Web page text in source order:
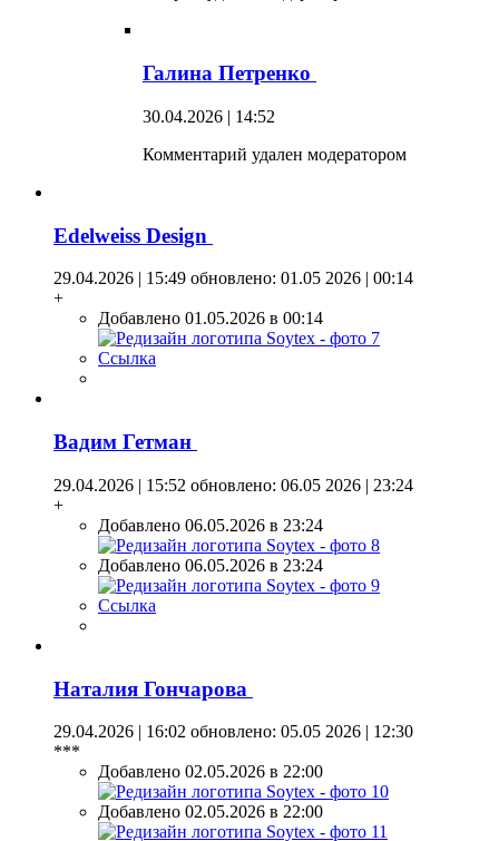
Галина Петренко
30.04.2026 | 14:52
Комментарий удален модератором
Edelweiss Design
29.04.2026 | 15:49 обновлено: 01.05 2026 | 00:14
+
Добавлено 01.05.2026 в 00:14
Ссылка
Вадим Гетман
29.04.2026 | 15:52 обновлено: 06.05 2026 | 23:24
+
Добавлено 06.05.2026 в 23:24
Добавлено 06.05.2026 в 23:24
Ссылка
Наталия Гончарова
29.04.2026 | 16:02 обновлено: 05.05 2026 | 12:30
***
Добавлено 02.05.2026 в 22:00
Добавлено 02.05.2026 в 22:00